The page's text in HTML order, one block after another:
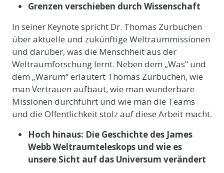
Grenzen verschieben durch Wissenschaft
In seiner Keynote spricht Dr. Thomas Zurbuchen
über aktuelle und zukünftige Weltraummissionen
und darüber, was die Menschheit aus der
Weltraumforschung lernt. Neben dem „Was“ und
dem „Warum“ erläutert Thomas Zurbuchen, wie
man Vertrauen aufbaut, wie man wunderbare
Missionen durchführt und wie man die Teams
und die Öffentlichkeit stolz auf diese Arbeit macht.
Hoch hinaus: Die Geschichte des James
Webb Weltraumteleskops und wie es
unsere Sicht auf das Universum verändert